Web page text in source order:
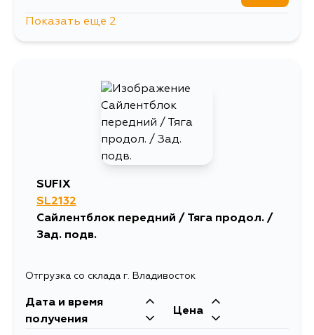
Показать еще 2
SUFIX
SL2132
Сайлентблок передний / Тяга продол. /
Зад. подв.
Отгрузка со склада г. Владивосток
Дата и время
получения
Цена